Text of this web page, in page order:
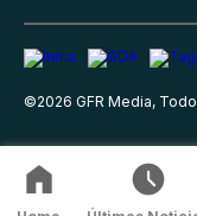
©2026 GFR Media,